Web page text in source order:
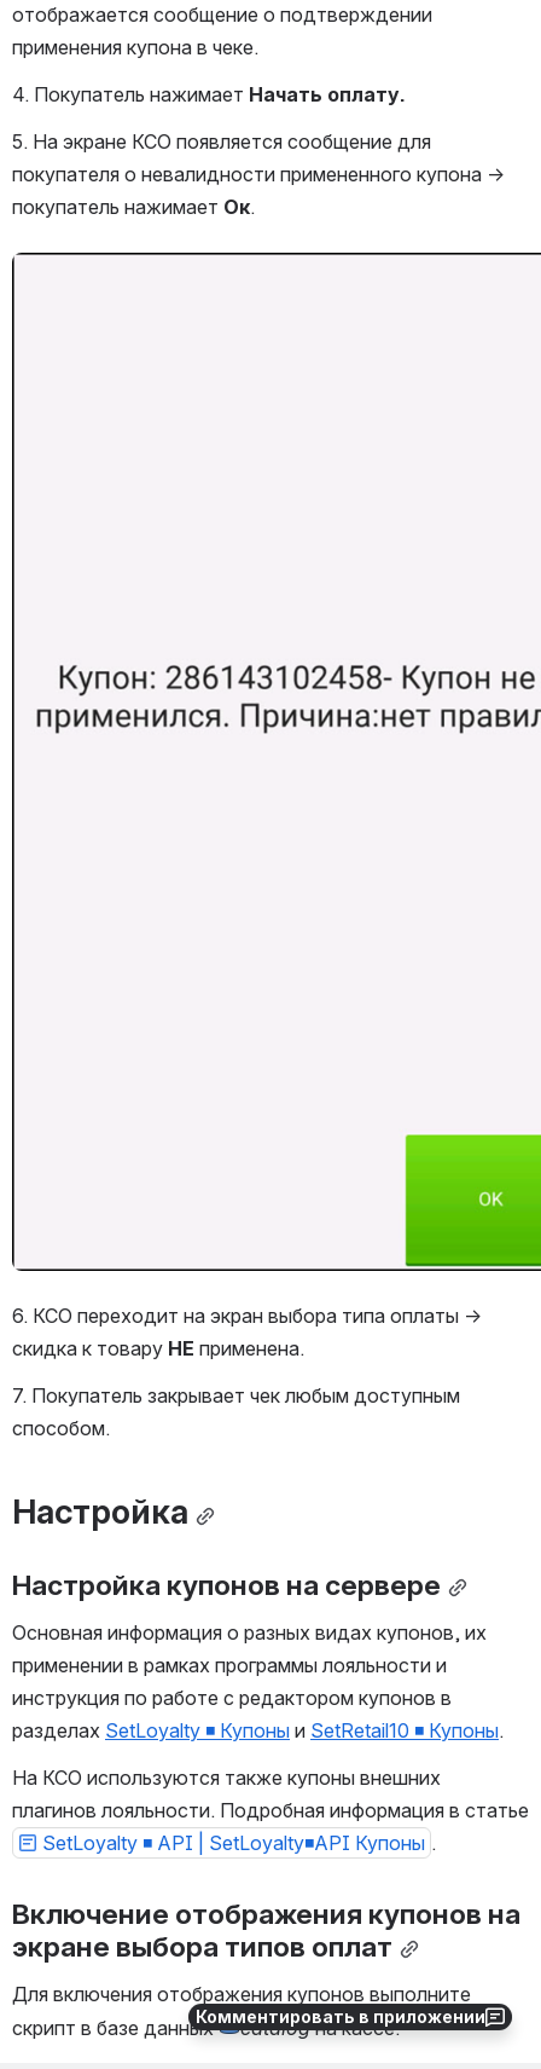
Комментировать в приложении
отображается сообщение о подтверждении
применения купона в чеке.
4. Покупатель нажимает Начать оплату.
5. На экране КСО появляется сообщение для
покупателя о невалидности примененного купона →
покупатель нажимает Ок.
6. КСО переходит на экран выбора типа оплаты →
скидка к товару НЕ применена.
7. Покупатель закрывает чек любым доступным
способом.
Настройка
Настройка купонов на сервере
Основная информация о разных видах купонов, их
применении в рамках программы лояльности и
инструкция по работе с редактором купонов в
разделах SetLoyalty ◾️ Купоны и SetRetail10 ◾️ Купоны.
На КСО используются также купоны внешних
SetLoyalty ◾️ API | SetLoyalty◾️API Купоны .
Включение отображения купонов на
экране выбора типов оплат
Для включения отображения купонов выполните
скрипт в базе данных
catalog на кассе.